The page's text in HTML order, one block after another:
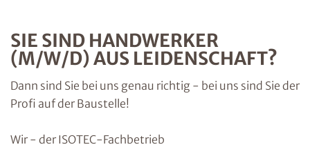
SIE SIND HANDWERKER
(M/W/D) AUS LEIDENSCHAFT?
Dann sind Sie bei uns genau richtig - bei uns sind Sie der
Profi auf der Baustelle!
Wir - der ISOTEC-Fachbetrieb